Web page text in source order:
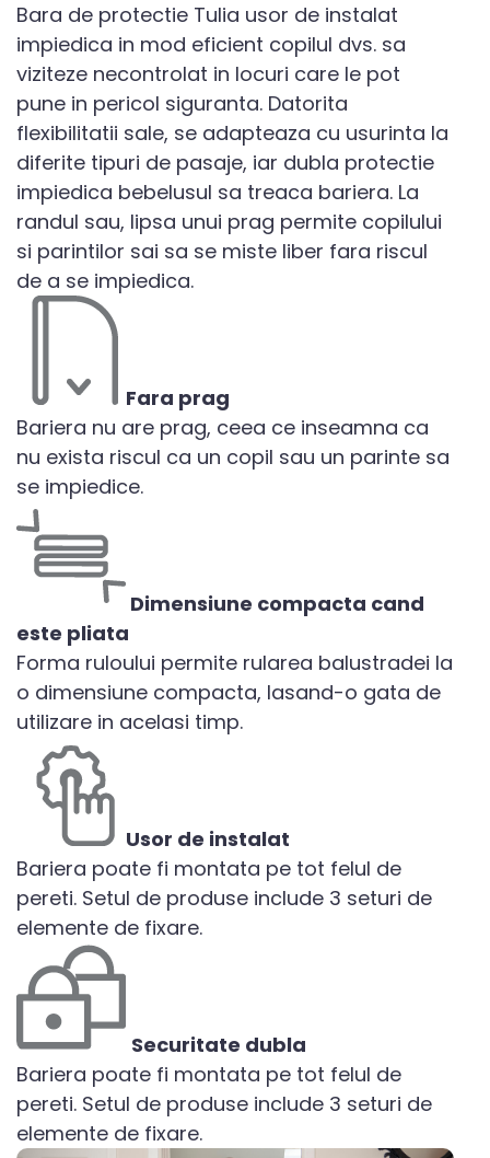
Bara de protectie Tulia usor de instalat
impiedica in mod eficient copilul dvs. sa
viziteze necontrolat in locuri care le pot
pune in pericol siguranta. Datorita
flexibilitatii sale, se adapteaza cu usurinta la
diferite tipuri de pasaje, iar dubla protectie
impiedica bebelusul sa treaca bariera. La
randul sau, lipsa unui prag permite copilului
si parintilor sai sa se miste liber fara riscul
de a se impiedica.
Fara prag
Bariera nu are prag, ceea ce inseamna ca
nu exista riscul ca un copil sau un parinte sa
se impiedice.
Dimensiune compacta cand
este pliata
Forma ruloului permite rularea balustradei la
o dimensiune compacta, lasand-o gata de
utilizare in acelasi timp.
Usor de instalat
Bariera poate fi montata pe tot felul de
pereti. Setul de produse include 3 seturi de
elemente de fixare.
Securitate dubla
Bariera poate fi montata pe tot felul de
pereti. Setul de produse include 3 seturi de
elemente de fixare.